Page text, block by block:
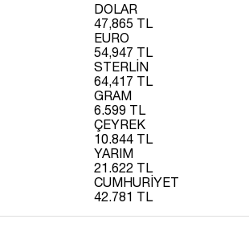
DOLAR
47,865 TL
EURO
54,947 TL
STERLİN
64,417 TL
GRAM
6.599 TL
ÇEYREK
10.844 TL
YARIM
21.622 TL
CUMHURİYET
42.781 TL